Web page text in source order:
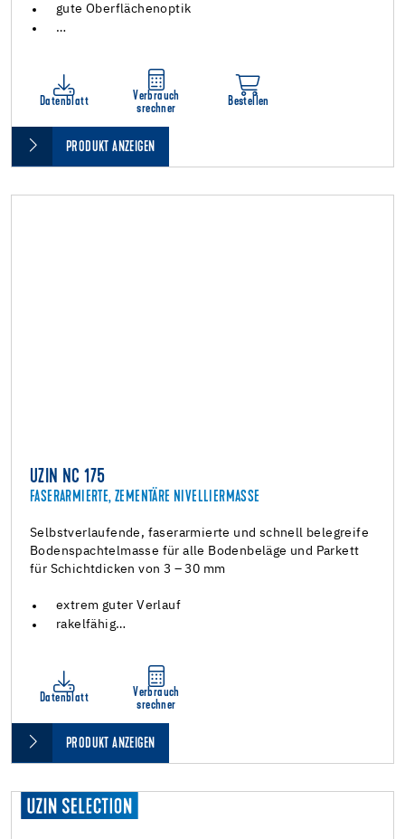
gute Oberflächenoptik
…
Datenblatt
Verbrauch
srechner
Bestellen
PRODUKT ANZEIGEN
UZIN NC 175
FASERARMIERTE, ZEMENTÄRE NIVELLIERMASSE
Selbstverlaufende, faserarmierte und schnell belegreife
Bodenspachtelmasse für alle Bodenbeläge und Parkett
für Schichtdicken von 3 – 30 mm
extrem guter Verlauf
rakelfähig…
Datenblatt
Verbrauch
srechner
PRODUKT ANZEIGEN